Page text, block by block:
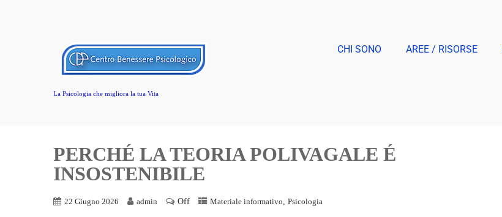
La Psicologia che migliora la tua Vita
CHI SONO AREE / RISORSE
PERCHÉ LA TEORIA POLIVAGALE É
INSOSTENIBILE
22 Giugno 2026 admin Off Materiale informativo, Psicologia